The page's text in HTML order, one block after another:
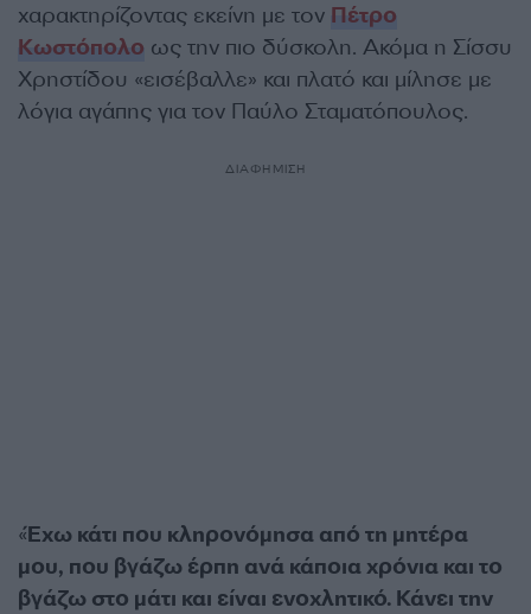
χαρακτηρίζοντας εκείνη με τον Πέτρο
Κωστόπολο ως την πιο δύσκολη. Ακόμα η Σίσσυ
Χρηστίδου «εισέβαλλε» και πλατό και μίλησε με
λόγια αγάπης για τον Παύλο Σταματόπουλος.
ΔΙΑΦΗΜΙΣΗ
«Έχω κάτι που κληρονόμησα από τη μητέρα
μου, που βγάζω έρπη ανά κάποια χρόνια και το
βγάζω στο μάτι και είναι ενοχλητικό. Κάνει την